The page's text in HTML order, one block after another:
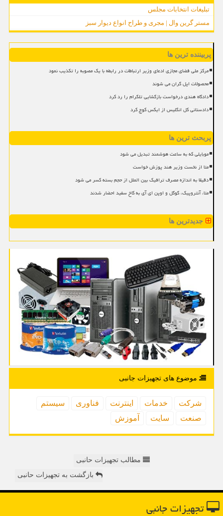
تبلیغات انتخابات مجلس
مستر گرین وال | مجری و طراح انواع دیوار سبز
پربیننده ترین ها
مرکز ملی فضای مجازی ادعای وزیر ارتباطات در رابطه با یک مصوبه را تکذیب نمود
محصولات اپل گران می شوند
دادگاه هندی درخواست بازگشایی تلگرام را رد کرد
دادستانی کل انگلیس از ایکس کوچ کرد
پربحث ترین ها
موبایلی که به ساعت هوشمند تبدیل می شود
متا از نخست وزیر هند پوزش خواست
دقیقا به اندازه مصرف ترافیک بین الملل از حجم بسته کسر می شود
متا، آنتروپیک، گوگل و اوپن ای آی به کاخ سفید احضار شدند
جدیدترین ها
موضوع های تجهیزات جانبی
شركت خدمات اینترنت فناوری
سیستم
صنعت
سایت آموزش
مطالب تجهیزات حانبی
بازگشت به تجهیزات حانبی
تجهیزات جانبی